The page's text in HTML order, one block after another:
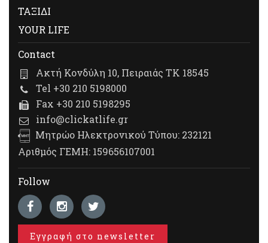
ΤΑΞΙΔΙ
YOUR LIFE
Contact
Ακτή Κονδύλη 10, Πειραιάς ΤΚ 18545
Tel +30 210 5198000
Fax +30 210 5198295
info@clickatlife.gr
Μητρώο Ηλεκτρονικού Τύπου: 232121
Αριθμός ΓΕΜΗ: 159656107001
Follow
Εγγραφή στο newsletter